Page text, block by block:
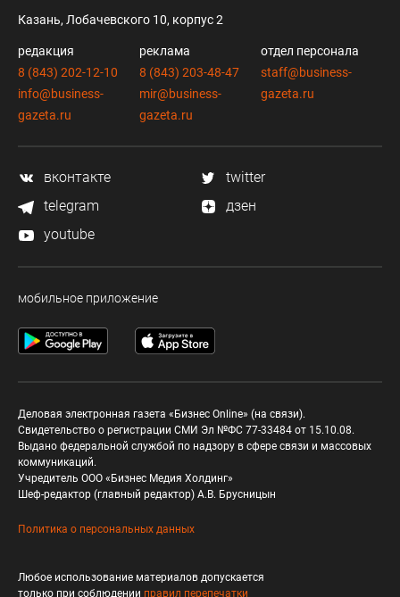
Казань, Лобачевского 10, корпус 2
редакция
8 (843) 202-12-10
info@business-
gazeta.ru
реклама
8 (843) 203-48-47
mir@business-
gazeta.ru
отдел персонала
staff@business-
gazeta.ru
вконтакте
twitter
telegram
дзен
youtube
мобильное приложение
Деловая электронная газета «Бизнес Online» (на связи).
Свидетельство о регистрации СМИ Эл №ФС 77-33484 от 15.10.08.
Выдано федеральной службой по надзору в сфере связи и массовых
коммуникаций.
Учредитель ООО «Бизнес Медия Холдинг»
Шеф-редактор (главный редактор) А.В. Брусницын
Политика о персональных данных
Любое использование материалов допускается
только при соблюдении правил перепечатки